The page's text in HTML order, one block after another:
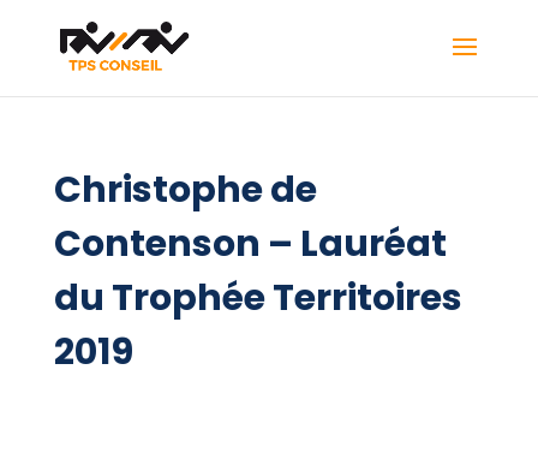
Christophe de
Contenson – Lauréat
du Trophée Territoires
2019